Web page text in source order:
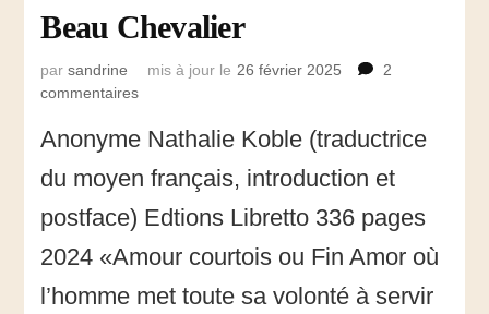
Beau Chevalier
parsandrine mis à jour le 26 février 2025
2
commentaires
Dame
la
Licorne
et
le
Chevalier
Anonyme Nathalie Koble (traductrice
du moyen français, introduction et
postface) Edtions Libretto 336 pages
2024 «Amour courtois ou Fin Amor où
l’homme met toute sa volonté à servir